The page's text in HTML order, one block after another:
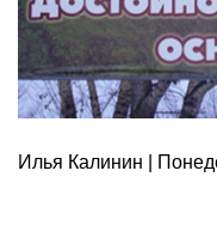
Илья Калинин |